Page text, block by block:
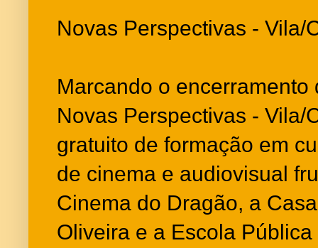
Novas Perspectivas - Vila/
Marcando o
Novas Perspectivas - Vila/
gratuito de formação em
de cinema e audiovisual
Cinema do Dragão, a
Oliveira e a Escola